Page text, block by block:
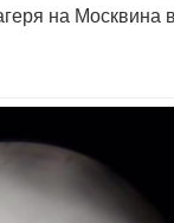
на Москвина